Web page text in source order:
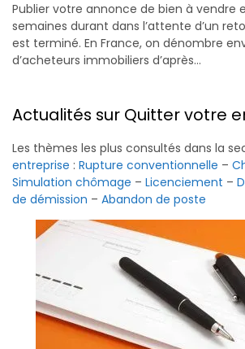
Publier votre annonce de bien à vendre
semaines durant dans l’attente d’un
est terminé. En France, on dénombre
d’acheteurs immobiliers d’après…
Actualités sur Quitter votre
Les thèmes les plus consultés dans la
entreprise : Rupture conventionnelle –
Simulation chômage – Licenciement –
de démission – Abandon de poste